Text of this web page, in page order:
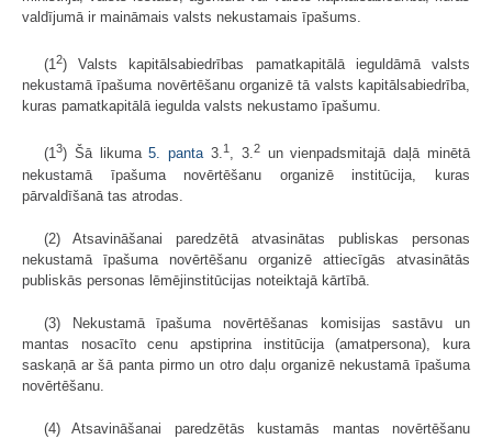
valdījumā ir maināmais valsts nekustamais īpašums.
(12) Valsts kapitālsabiedrības pamatkapitālā ieguldāmā valsts
nekustamā īpašuma novērtēšanu organizē tā valsts kapitālsabiedrība,
kuras pamatkapitālā iegulda valsts nekustamo īpašumu.
(13) Šā likuma5. panta3.1 , 3.2un vienpadsmitajā daļā minētā
nekustamā īpašuma novērtēšanu organizē institūcija, kuras
pārvaldīšanā tas atrodas.
(2) Atsavināšanai paredzētā atvasinātas publiskas personas
nekustamā īpašuma novērtēšanu organizē attiecīgās atvasinātās
publiskās personas lēmējinstitūcijas noteiktajā kārtībā.
(3) Nekustamā īpašuma novērtēšanas komisijas sastāvu un
mantas nosacīto cenu apstiprina institūcija (amatpersona), kura
saskaņā ar šā panta pirmo un otro daļu organizē nekustamā īpašuma
novērtēšanu.
(4) Atsavināšanai paredzētās kustamās mantas novērtēšanu